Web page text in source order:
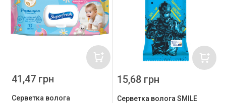
Серветка волога
41,47 грн
Серветка волога SMILE
15,68 грн